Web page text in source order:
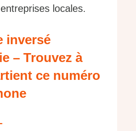
locales.
inversé
– Trouvez à
ce numéro